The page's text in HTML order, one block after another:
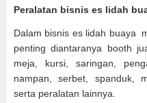
Peralatan bisnis es lidah
Dalam bisnis es lidah buaya
penting diantaranya booth
meja, kursi, saringan,
nampan, serbet, spanduk,
serta peralatan lainnya.